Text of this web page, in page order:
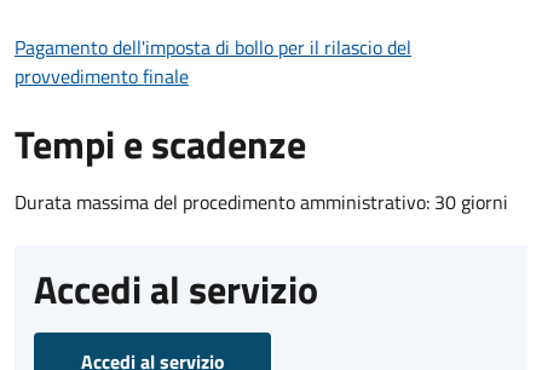
Pagamento dell'imposta di bollo per il rilascio del
provvedimento finale
Tempi e scadenze
Durata massima del procedimento amministrativo: 30 giorni
Accedi al servizio
Accedi al servizio